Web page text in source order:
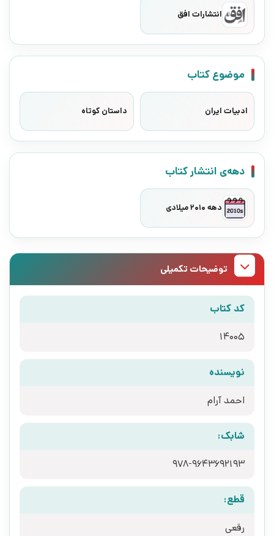
انتشارات افق
موضوع کتاب
ادبیات ایران داستان کوتاه
دهه‌ی انتشار کتاب
دهه 2010 میلادی
توضیحات تکمیلی
کد کتاب
14005
نویسنده
احمد آرام
شابک:
978-9643692193
قطع:
رقعی